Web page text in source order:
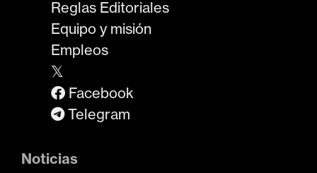
Reglas Editoriales
Equipo y misión
Empleos
𝕏
Facebook
Telegram
Noticias